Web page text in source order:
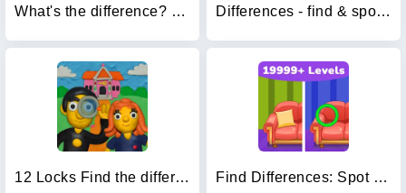
What's the difference? Spot it Differences - find & spot them
12 Locks Find the differences Find Differences: Spot Fun